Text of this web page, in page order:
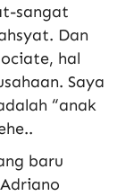
sangat
Dan
hal
Saya
“anak
baru